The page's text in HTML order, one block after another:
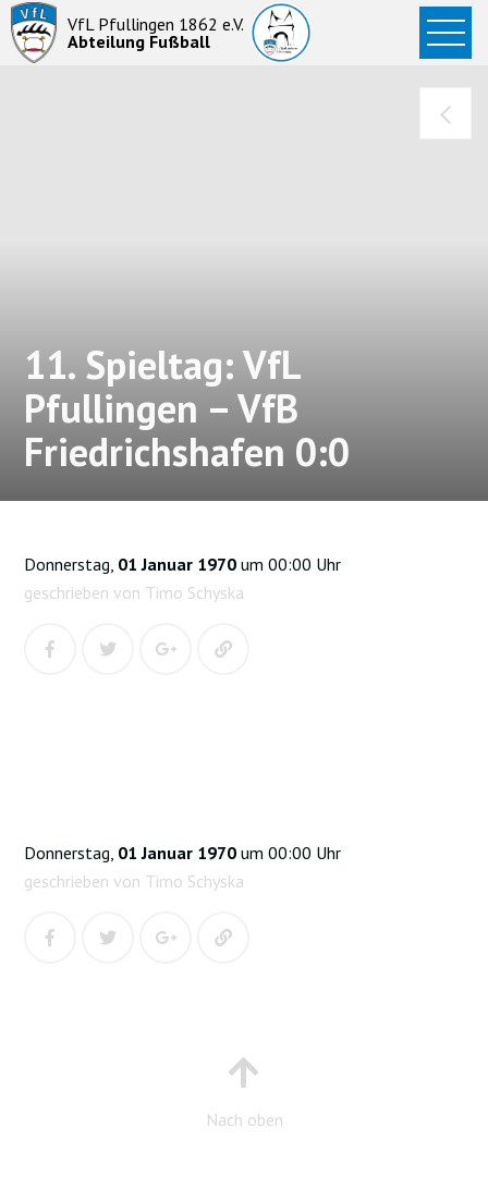
VfL Pfullingen 1862 e.V.
Abteilung Fußball
Startseite
News
11. Spieltag: VfL
Pfullingen – VfB
Friedrichshafen 0:0
Donnerstag, 01 Januar 1970 um 00:00 Uhr
geschrieben von Timo Schyska
Donnerstag, 01 Januar 1970 um 00:00 Uhr
geschrieben von Timo Schyska
Nach oben